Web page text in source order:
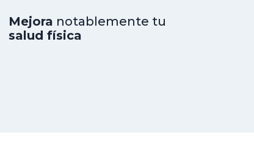
Mejora notablemente tu
salud física